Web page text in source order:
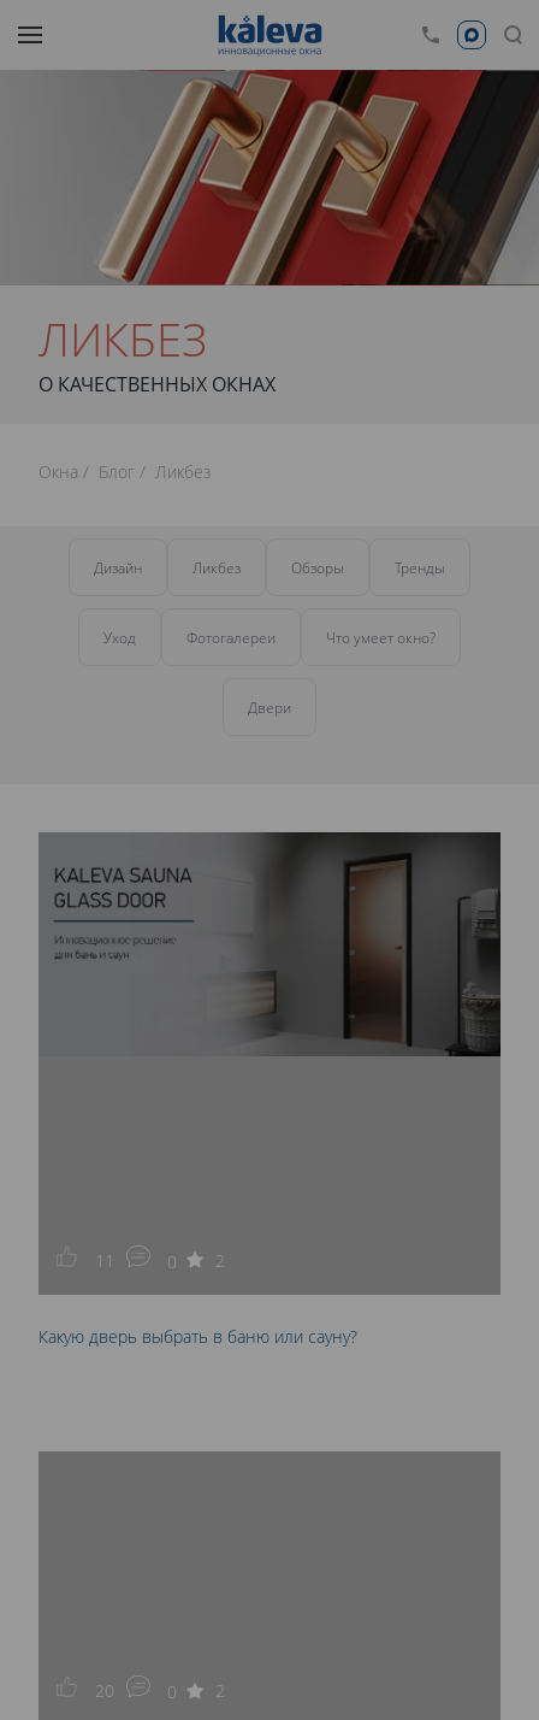
ЛИКБЕЗ
О КАЧЕСТВЕННЫХ ОКНАХ
Окна Блог Ликбез
Дизайн Ликбез Обзоры Тренды
Уход Фотогалереи Что умеет окно?
Двери
11 0 2
Какую дверь выбрать в баню или сауну?
20 0 2